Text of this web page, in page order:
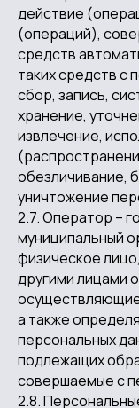
действие
(операций),
средств
таких средств с
сбор, запись,
хранение,
извлечение,
обезличивание,
уничтожение
2.7. Оператор –
муниципальный
физическое
другими лицами
а также
персональных
подлежащих
совершаемые с
2.8.